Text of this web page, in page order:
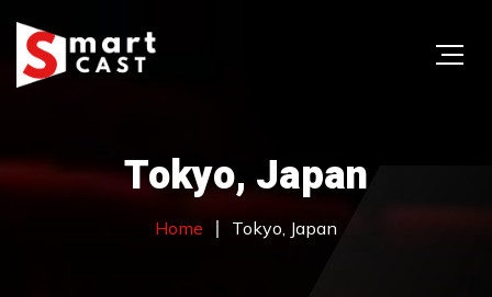
Tokyo, Japan
Home Tokyo, Japan